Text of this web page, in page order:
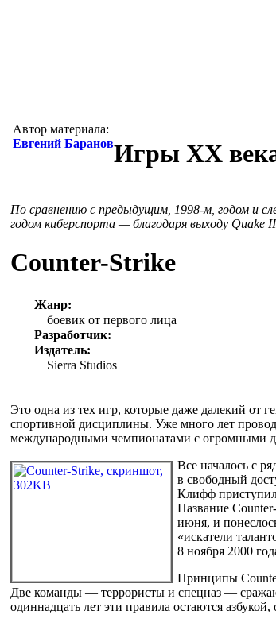
Автор материала:
Евгений БарановИгры XX
По сравнению с предыдущим, 1998-м, годом и
годом киберспорта — благодаря выходу Quake
Counter-Strike
Жанр:
боевик от первого лица
Разработчик:
Издатель:
Sierra Studios
Это одна из тех игр, которые даже далекий от
спортивной дисциплины. Уже много лет
международными чемпионатами с огромными
Все началось с
в свободный
Клифф
Название
июня, и
«искатели
8 ноября 2000
Принципы
Две команды — террористы и спецназ —
одиннадцать лет эти правила остаются